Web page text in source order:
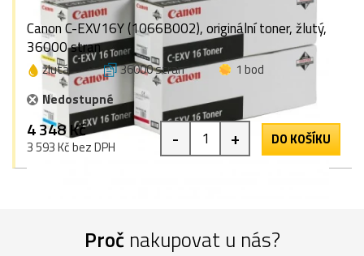
Canon C-EXV16Y (1066B002), originální toner, žlutý,
36000 stran
žlutá 36000 stran
1 bod
Nedostupné
4 348 Kč
3 593 Kč bez DPH - + DO KOŠÍKU
Proč nakupovat u nás?